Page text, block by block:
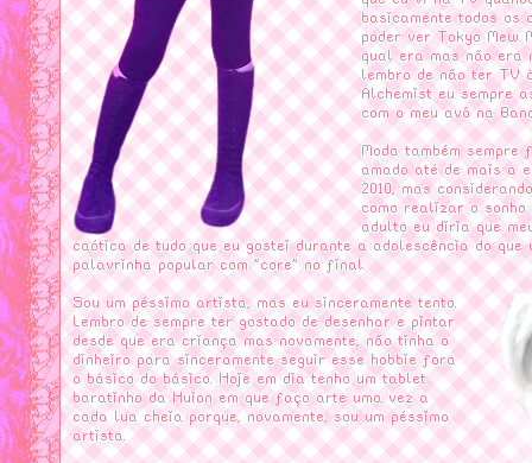
basicamente todos os
poder ver Tokyo Mew
qual era mas não era
lembro de não ter TV
Alchemist eu sempre
com o meu avô na
Moda também
amado até de mais a
2010, mas
como realizar o
adulto eu diria que
caótica de tudo que eu gostei durante a adolescência do
palavrinha popular com "core" no final.
Sou um péssimo artista, mas eu sinceramente tento.
Lembro de sempre ter gostado de desenhar e pintar
desde que era criança mas novamente, não tinha o
dinheiro para sinceramente seguir esse hobbie fora
o básico do básico. Hoje em dia tenho um tablet
baratinho da Huion em que faço arte uma vez a
cada lua cheia porque, novamente, sou um péssimo
artista.